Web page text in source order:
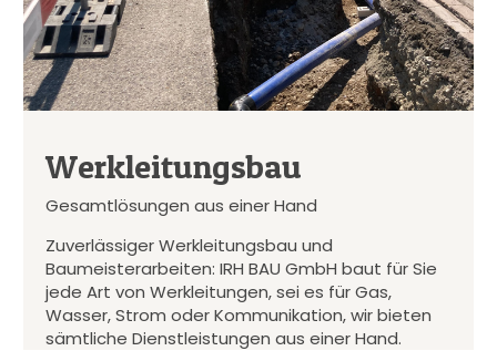
Werkleitungsbau
Gesamtlösungen aus einer Hand
Zuverlässiger Werkleitungsbau und
Baumeisterarbeiten: IRH BAU GmbH baut für Sie
jede Art von Werkleitungen, sei es für Gas,
Wasser, Strom oder Kommunikation, wir bieten
sämtliche Dienstleistungen aus einer Hand.